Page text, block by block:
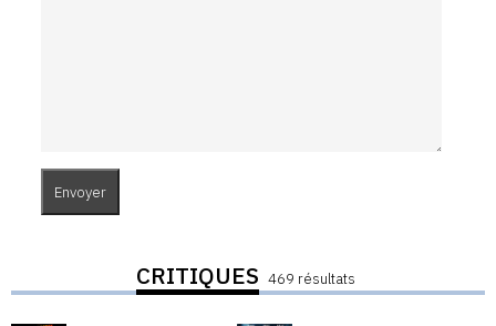
CRITIQUES 469 résultats